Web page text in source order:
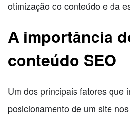
otimização do conteúdo e da
A importância
conteúdo SEO
Um dos principais fatores que
posicionamento de um site